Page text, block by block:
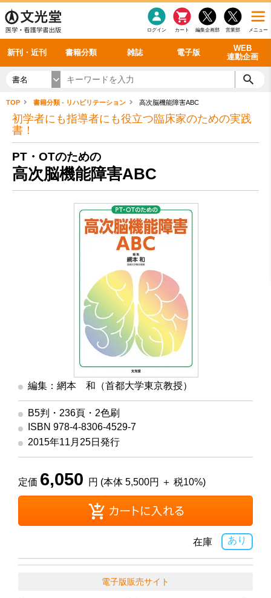
メニュー
営業部
編集企画部
カート
ログイン
新刊・近刊 書籍分類 雑誌 電子版
WEB
連動企画
感染症 老年医学
看護・介護
呼吸器
循環器
シリーズ一覧
雑誌投稿規定
理学療法
雑誌案内・年間購読 最新号 バックナンバー
電子書籍
電子雑誌
書籍「データに基づく臨床動作分析」WEB動画
書籍「眼手術学」WEB動画
書籍「神経症候学 II 改訂第二版」 WEB動画
新刊一覧
今後の発行予定
書名
TOP 書籍分類 - リハビリテーション 高次脳機能障害ABC
初学者にも指導者にも役立つ臨床家のための実践
書！
PT・OTのための
高次脳機能障害ABC
編集：網本 和（首都大学東京教授）
B5判・236頁・2色刷
ISBN 978-4-8306-4529-7
2015年11月25日発行
定価 6,050 円 (本体 5,500円 ＋ 税10%)
あり
在庫
電子版販売サイト